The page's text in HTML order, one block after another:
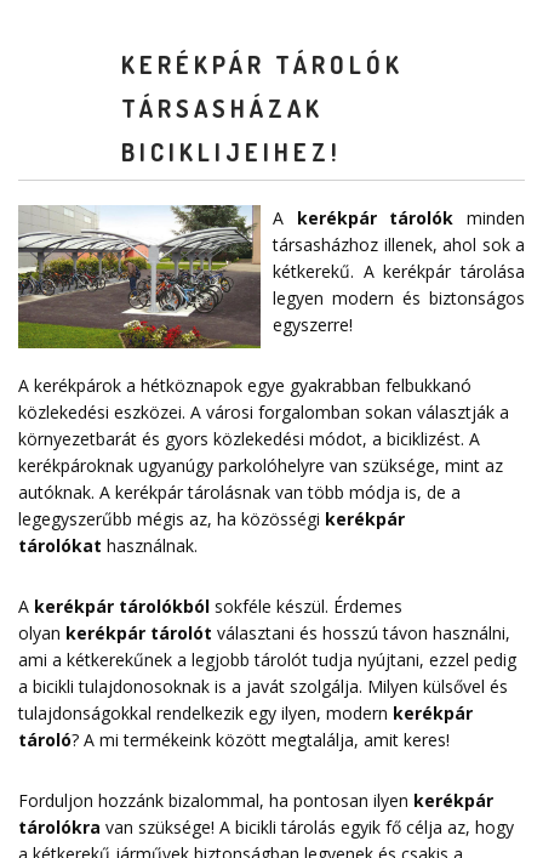
KERÉKPÁR TÁROLÓK
TÁRSASHÁZAK
BICIKLIJEIHEZ!
A kerékpár tárolók minden
társasházhoz illenek, ahol sok a
kétkerekű. A kerékpár tárolása
legyen modern és biztonságos
egyszerre!
A kerékpárok a hétköznapok egye gyakrabban felbukkanó
közlekedési eszközei. A városi forgalomban sokan választják a
környezetbarát és gyors közlekedési módot, a biciklizést. A
kerékpároknak ugyanúgy parkolóhelyre van szüksége, mint az
autóknak. A kerékpár tárolásnak van több módja is, de a
legegyszerűbb mégis az, ha közösségi kerékpár
tárolókat használnak.
A kerékpár tárolókból sokféle készül. Érdemes
olyan kerékpár tárolót választani és hosszú távon használni,
ami a kétkerekűnek a legjobb tárolót tudja nyújtani, ezzel pedig
a bicikli tulajdonosoknak is a javát szolgálja. Milyen külsővel és
tulajdonságokkal rendelkezik egy ilyen, modern kerékpár
tároló? A mi termékeink között megtalálja, amit keres!
Forduljon hozzánk bizalommal, ha pontosan ilyen kerékpár
tárolókra van szüksége! A bicikli tárolás egyik fő célja az, hogy